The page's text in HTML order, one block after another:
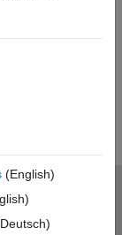
(English)
불법 복제 방지